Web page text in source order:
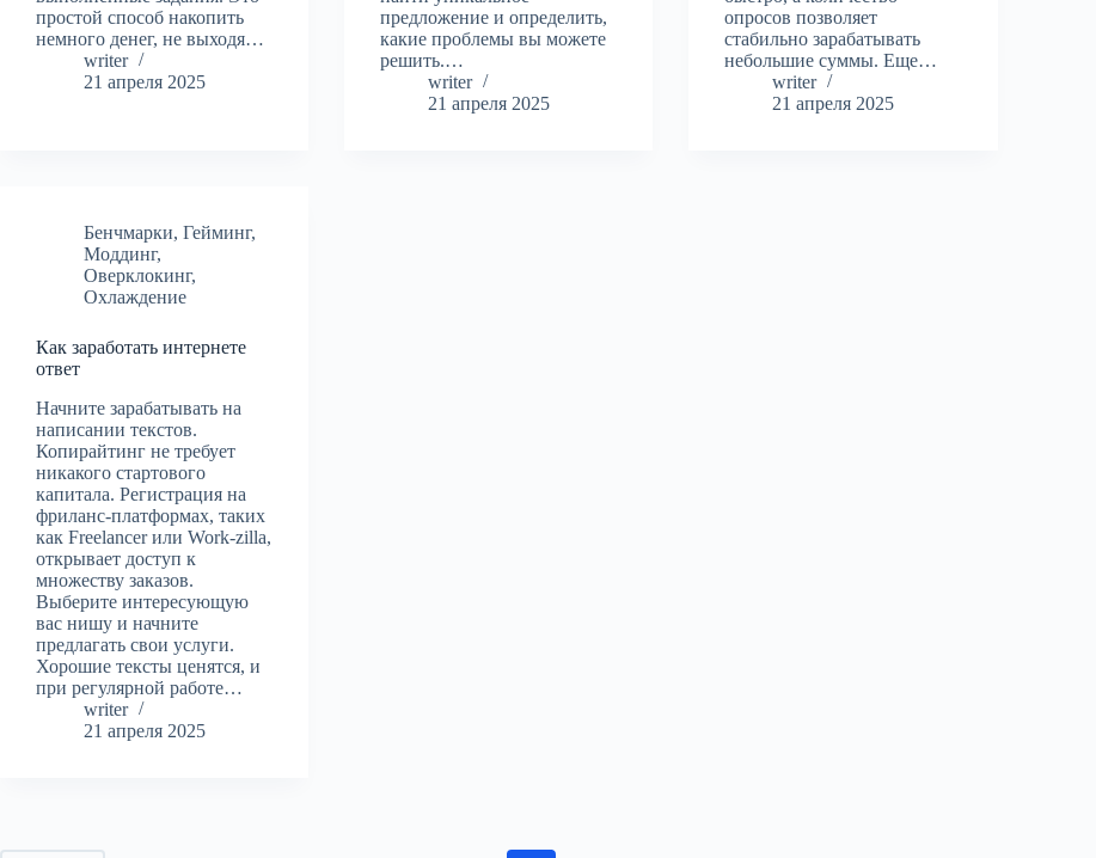
простой способ накопить
немного денег, не выходя…
writer
21 апреля 2025
предложение и определить,
какие проблемы вы можете
решить.…
writer
21 апреля 2025
опросов позволяет
стабильно зарабатывать
небольшие суммы. Еще…
writer
21 апреля 2025
Бенчмарки, Гейминг,
Моддинг,
Оверклокинг,
Охлаждение
Как заработать интернете
ответ
Начните зарабатывать на
написании текстов.
Копирайтинг не требует
никакого стартового
капитала. Регистрация на
фриланс-платформах, таких
как Freelancer или Work-zilla,
открывает доступ к
множеству заказов.
Выберите интересующую
вас нишу и начните
предлагать свои услуги.
Хорошие тексты ценятся, и
при регулярной работе…
writer
21 апреля 2025